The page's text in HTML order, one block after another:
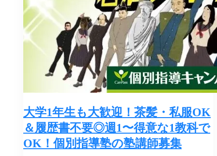
大学1年生も大歓迎！茶髪・私服OK
＆履歴書不要◎週1〜得意な1教科で
OK！個別指導塾の塾講師募集